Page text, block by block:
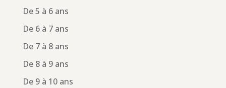
De 5 à 6 ans
De 6 à 7 ans
De 7 à 8 ans
De 8 à 9 ans
De 9 à 10 ans